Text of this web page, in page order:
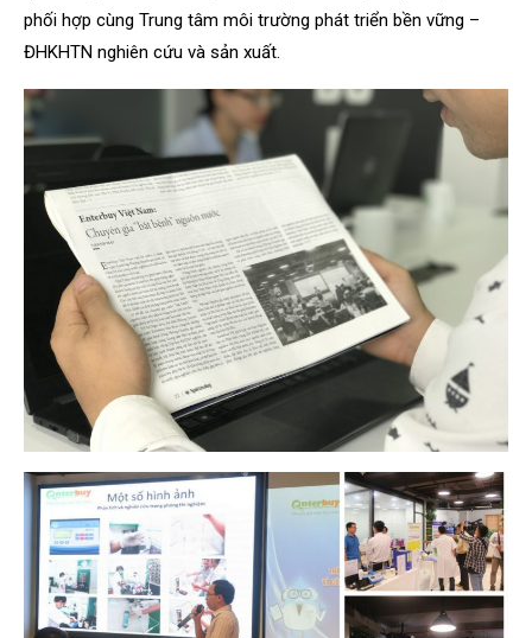
phối hợp cùng Trung tâm môi trường phát triển bền vững –
ĐHKHTN nghiên cứu và sản xuất.